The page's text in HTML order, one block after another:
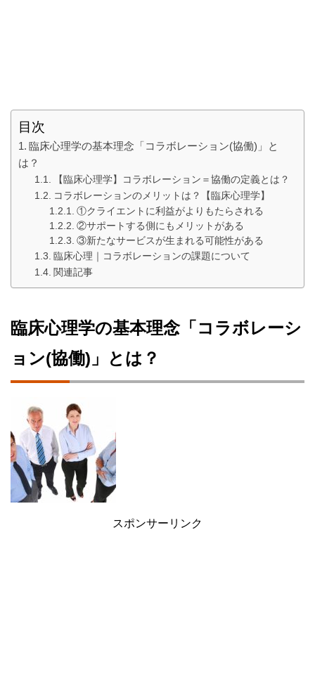
目次
臨床心理学の基本理念「コラボレーション(協働)」と
は？
【臨床心理学】コラボレーション＝協働の定義とは？
コラボレーションのメリットは？【臨床心理学】
①クライエントに利益がよりもたらされる
②サポートする側にもメリットがある
③新たなサービスが生まれる可能性がある
臨床心理｜コラボレーションの課題について
関連記事
臨床心理学の基本理念「コラボレーシ
ョン(協働)」とは？
スポンサーリンク